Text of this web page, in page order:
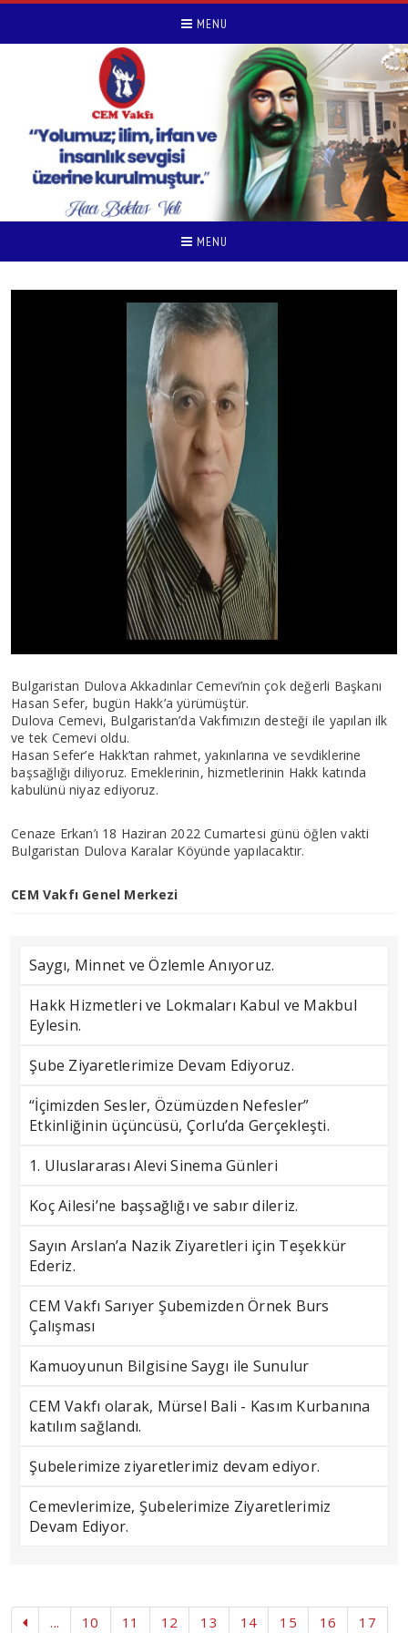
MENU
MENU
Bulgaristan Dulova Akkadınlar Cemevi’nin çok değerli Başkanı
Hasan Sefer, bugün Hakk’a yürümüştür.
Dulova Cemevi, Bulgaristan’da Vakfımızın desteği ile yapılan ilk
ve tek Cemevi oldu.
Hasan Sefer’e Hakk’tan rahmet, yakınlarına ve sevdiklerine
başsağlığı diliyoruz. Emeklerinin, hizmetlerinin Hakk katında
kabulünü niyaz ediyoruz.
Cenaze Erkan’ı 18 Haziran 2022 Cumartesi günü öğlen vakti
Bulgaristan Dulova Karalar Köyünde yapılacaktır.
CEM Vakfı Genel Merkezi
Saygı, Minnet ve Özlemle Anıyoruz.
Hakk Hizmetleri ve Lokmaları Kabul ve Makbul
Eylesin.
Şube Ziyaretlerimize Devam Ediyoruz.
“İçimizden Sesler, Özümüzden Nefesler”
Etkinliğinin üçüncüsü, Çorlu’da Gerçekleşti.
1. Uluslararası Alevi Sinema Günleri
Koç Ailesi’ne başsağlığı ve sabır dileriz.
Sayın Arslan’a Nazik Ziyaretleri için Teşekkür
Ederiz.
CEM Vakfı Sarıyer Şubemizden Örnek Burs
Çalışması
Kamuoyunun Bilgisine Saygı ile Sunulur
CEM Vakfı olarak, Mürsel Bali - Kasım Kurbanına
katılım sağlandı.
Şubelerimize ziyaretlerimiz devam ediyor.
Cemevlerimize, Şubelerimize Ziyaretlerimiz
Devam Ediyor.
... 10 11 12 13 14 15 16 17